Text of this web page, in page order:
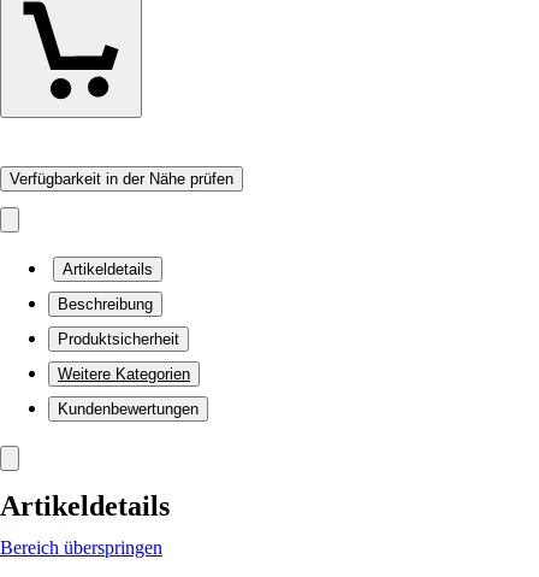
Verfügbarkeit in der Nähe prüfen
Artikeldetails
Beschreibung
Produktsicherheit
Weitere Kategorien
Kundenbewertungen
Artikeldetails
Bereich überspringen